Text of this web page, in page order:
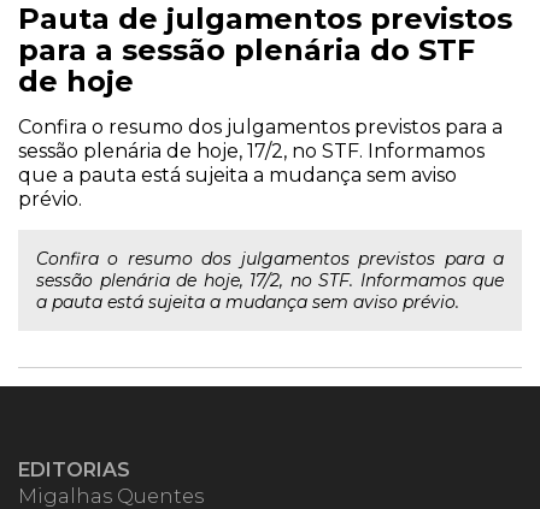
Pauta de julgamentos previstos
para a sessão plenária do STF
de hoje
Confira o resumo dos julgamentos previstos para a
sessão plenária de hoje, 17/2, no STF. Informamos
que a pauta está sujeita a mudança sem aviso
prévio.
Confira o resumo dos julgamentos previstos para a
sessão plenária de hoje, 17/2, no STF. Informamos que
a pauta está sujeita a mudança sem aviso prévio.
EDITORIAS
Migalhas Quentes